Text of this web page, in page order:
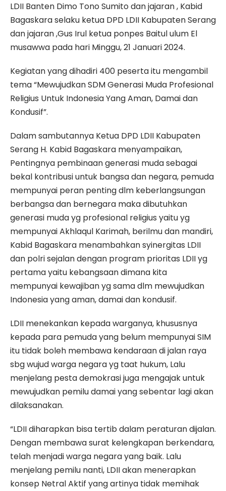
LDII Banten Dimo Tono Sumito dan jajaran , Kabid
Bagaskara selaku ketua DPD LDII Kabupaten Serang
dan jajaran ,Gus Irul ketua ponpes Baitul ulum El
musawwa pada hari Minggu, 21 Januari 2024.
Kegiatan yang dihadiri 400 peserta itu mengambil
tema “Mewujudkan SDM Generasi Muda Profesional
Religius Untuk Indonesia Yang Aman, Damai dan
Kondusif”.
Dalam sambutannya Ketua DPD LDII Kabupaten
Serang H. Kabid Bagaskara menyampaikan,
Pentingnya pembinaan generasi muda sebagai
bekal kontribusi untuk bangsa dan negara, pemuda
mempunyai peran penting dlm keberlangsungan
berbangsa dan bernegara maka dibutuhkan
generasi muda yg profesional religius yaitu yg
mempunyai Akhlaqul Karimah, berilmu dan mandiri,
Kabid Bagaskara menambahkan syinergitas LDII
dan polri sejalan dengan program prioritas LDII yg
pertama yaitu kebangsaan dimana kita
mempunyai kewajiban yg sama dlm mewujudkan
Indonesia yang aman, damai dan kondusif.
LDII menekankan kepada warganya, khususnya
kepada para pemuda yang belum mempunyai SIM
itu tidak boleh membawa kendaraan di jalan raya
sbg wujud warga negara yg taat hukum, Lalu
menjelang pesta demokrasi juga mengajak untuk
mewujudkan pemilu damai yang sebentar lagi akan
dilaksanakan.
“LDII diharapkan bisa tertib dalam peraturan dijalan.
Dengan membawa surat kelengkapan berkendara,
telah menjadi warga negara yang baik. Lalu
menjelang pemilu nanti, LDII akan menerapkan
konsep Netral Aktif yang artinya tidak memihak